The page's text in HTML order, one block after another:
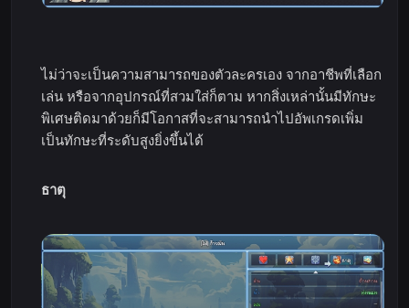
ไม่ว่าจะเป็นความสามารถของตัวละครเอง จากอาชีพที่เลือก
เล่น หรือจากอุปกรณ์ที่สวมใส่ก็ตาม หากสิ่งเหล่านั้นมีทักษะ
พิเศษติดมาด้วยก็มีโอกาสที่จะสามารถนำไปอัพเกรดเพิ่ม
เป็นทักษะที่ระดับสูงยิ่งขึ้นได้
ธาตุ